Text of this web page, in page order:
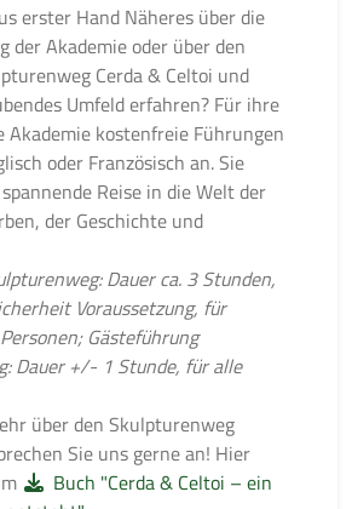
erster Hand Näheres über die
der Akademie oder über den
Cerda & Celtoi und
Umfeld erfahren? Für ihre
Akademie kostenfreie Führungen
oder Französisch an. Sie
Reise in die Welt der
der Geschichte und
Dauer ca. 3 Stunden,
Voraussetzung, für
Gästeführung
Dauer +/- 1 Stunde, für alle
über den Skulpturenweg
Sie uns gerne an! Hier
Buch "Cerda & Celtoi – ein